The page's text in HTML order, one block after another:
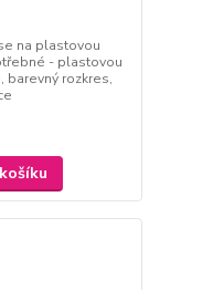
na plastovou
- plastovou
barevný rozkres,